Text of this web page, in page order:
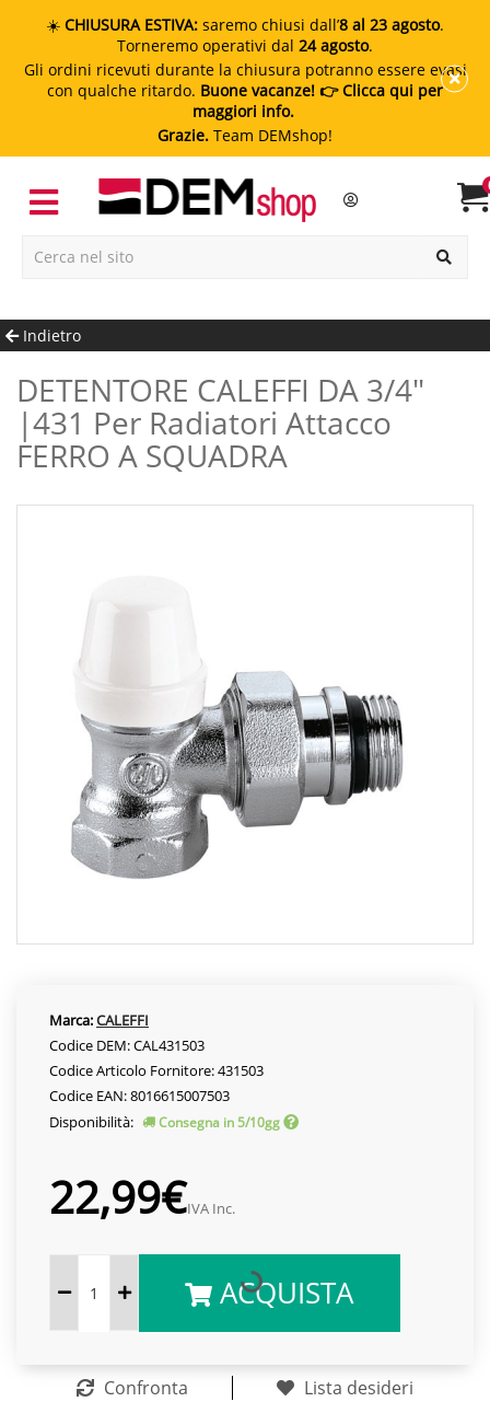
☀️ CHIUSURA ESTIVA: saremo chiusi dall’8 al 23 agosto.
Torneremo operativi dal 24 agosto.
Gli ordini ricevuti durante la chiusura potranno essere evasi
con qualche ritardo. Buone vacanze! 👉 Clicca qui per
maggiori info.
Grazie. Team DEMshop!
Indietro
DETENTORE CALEFFI DA 3/4"
|431 Per Radiatori Attacco
FERRO A SQUADRA
Marca:CALEFFI
Codice DEM: CAL431503
Codice Articolo Fornitore: 431503
Codice EAN: 8016615007503
Disponibilità:
Consegna in 5/10gg
22,99€IVA Inc.
ACQUISTA
Confronta Lista desideri